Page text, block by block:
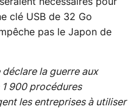
nécessaires pour
clé USB de 32 Go
pas le Japon de
la guerre aux
900 procédures
les entreprises à utiliser